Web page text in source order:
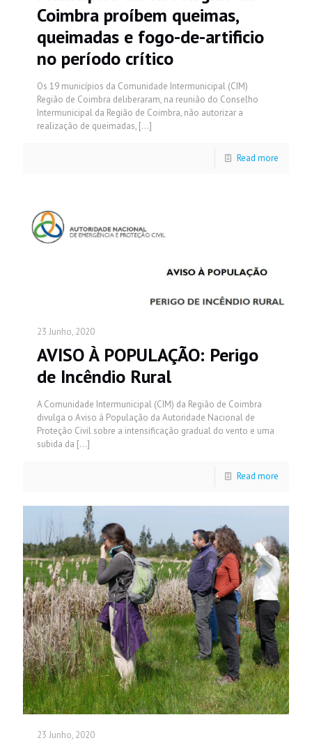
Coimbra proíbem queimas,
queimadas e fogo-de-artificio
no período crítico
Os 19 municípios da Comunidade Intermunicipal (CIM)
Região de Coimbra deliberaram, na reunião do Conselho
Intermunicipal da Região de Coimbra, não autorizar a
realização de queimadas, […]
Read more
23 Junho, 2020
AVISO À POPULAÇÃO: Perigo
de Incêndio Rural
A Comunidade Intermunicipal (CIM) da Região de Coimbra
divulga o Aviso à População da Autoridade Nacional de
Proteção Civil sobre a intensificação gradual do vento e uma
subida da […]
Read more
23 Junho, 2020